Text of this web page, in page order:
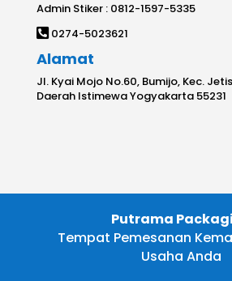
Admin Stiker : 0812-1597-5335
0274-5023621
Alamat
Jl. Kyai Mojo No.60, Bumijo, Kec.
Daerah Istimewa Yogyakarta 55231
Putrama
Tempat Pemesanan
Usaha Anda